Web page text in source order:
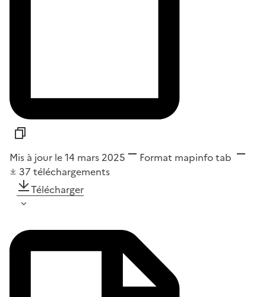
Mis à jour le 14 mars 2025 Format mapinfo tab
37 téléchargements
Télécharger